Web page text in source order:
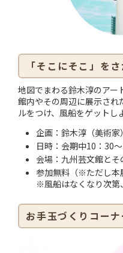
「そこにそこ」を
地図でまわる鈴木淳のアー
館内やその周辺に展示され
ルをつけ、風船をゲットし
企画：鈴木淳（美術家）
日時：会期中10：30
会場：九州芸文館とそ
参加無料（※ただし本
※風船はなくなり次第
お手玉づくりコーナ